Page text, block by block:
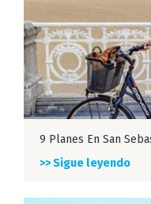
9 Planes En San
>> Sigue leyendo